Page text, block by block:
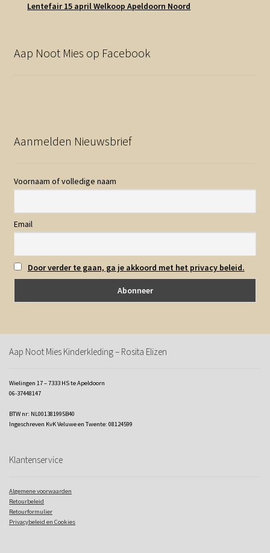
Lentefair 15 april Welkoop Apeldoorn Noord
Aap Noot Mies op Facebook
Aanmelden Nieuwsbrief
Voornaam of volledige naam
Email
Door verder te gaan, ga je akkoord met het privacy beleid.
Aap Noot Mies Kinderkleding – Rosita Elizen
Wielingen 17 – 7333 HS te Apeldoorn
06-37448147
BTW nr: NL001381995B40
Ingeschreven KvK Veluwe en Twente: 08124599
Klantenservice
Algemene voorwaarden
Retourbeleid
Retourformulier
Privacybeleid en Cookies